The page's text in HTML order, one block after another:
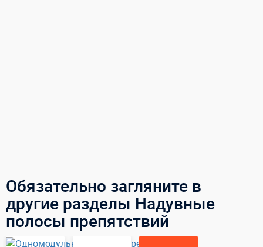
Обязательно загляните в
другие разделы Надувные
полосы препятствий